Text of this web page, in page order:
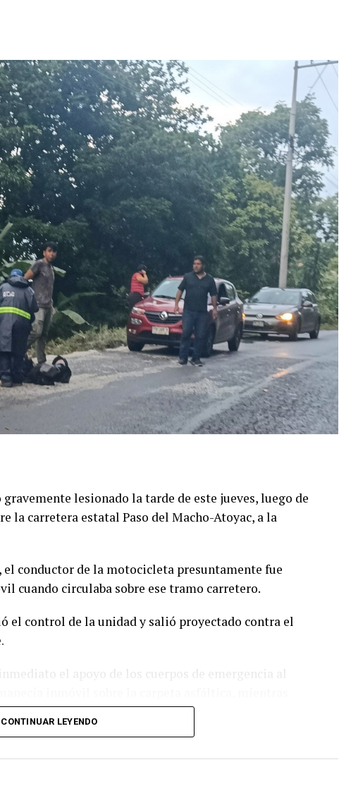
lesionado la tarde de este jueves, luego de
la carretera estatal Paso del Macho-Atoyac, a la
conductor de la motocicleta presuntamente fue
cuando circulaba sobre ese tramo carretero.
el control de la unidad y salió proyectado contra el
el apoyo de los cuerpos de emergencia al
para evitar otro percance.
lo trasladaron de urgencia a un hospital del
atención médica especializada.
CONTINUAR LEYENDO